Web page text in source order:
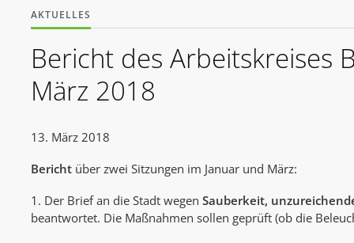
AKTUELLES
Bericht des Arbeitskreises
März 2018
13. März 2018
Bericht über zwei Sitzungen im Januar und März:
1. Der Brief an die Stadt wegenSauberkeit,
beantwortet. Die Maßnahmen sollen geprüft (ob die